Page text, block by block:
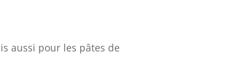
aussi pour les pâtes de